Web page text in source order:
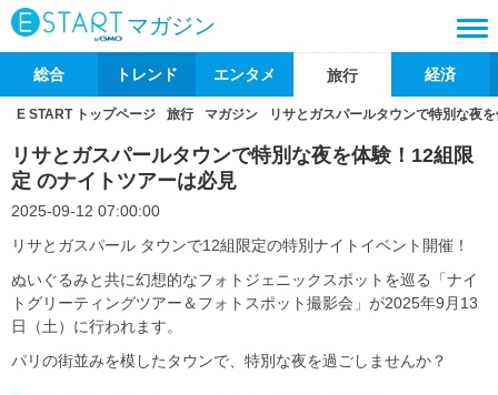
マガジン
総合 トレンド エンタメ 旅行 経済
E START トップページ 旅行 マガジン リサとガスパールタウンで特別な夜
リサとガスパールタウンで特別な夜を体験！12組限
定 のナイトツアーは必見
2025-09-12 07:00:00
リサとガスパール タウンで12組限定の特別ナイトイベント開催！
ぬいぐるみと共に幻想的なフォトジェニックスポットを巡る「ナイ
トグリーティングツアー＆フォトスポット撮影会」が2025年9月13
日（土）に行われます。
パリの街並みを模したタウンで、特別な夜を過ごしませんか？